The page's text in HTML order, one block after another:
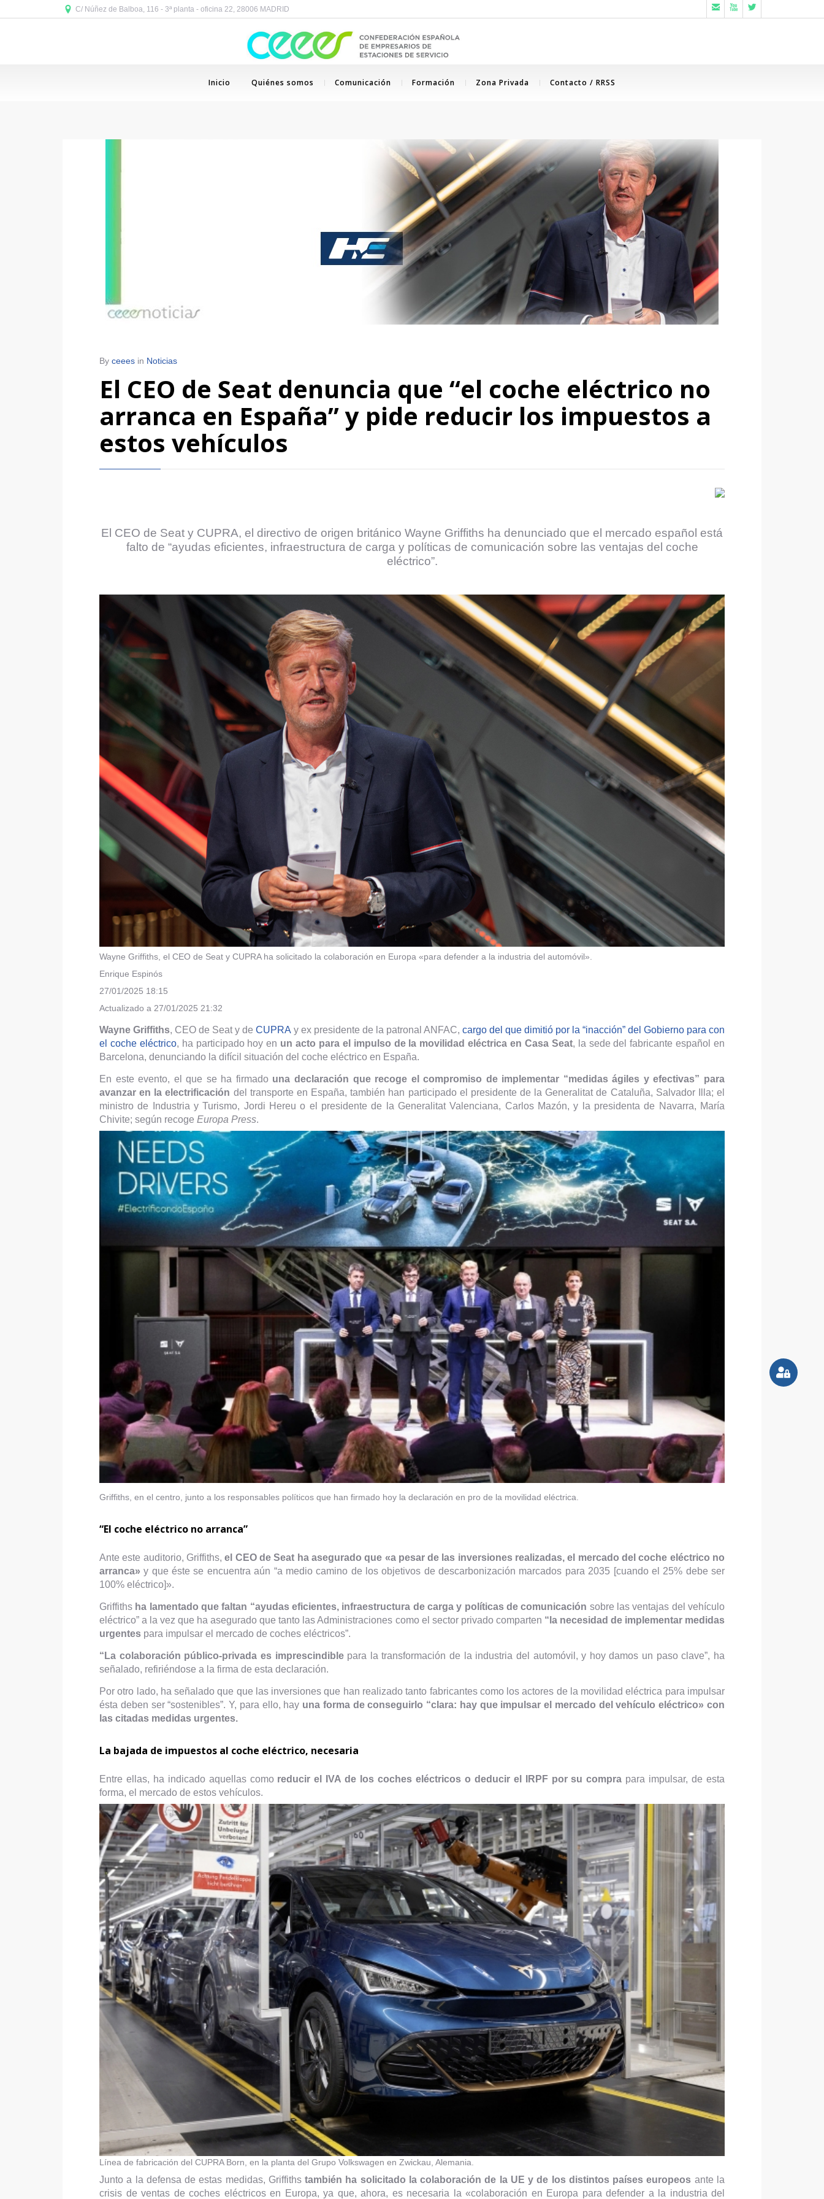
C/ Núñez de Balboa, 116 - 3ª planta - oficina 22, 28006 MADRID   
Inicio Quiénes somos Comunicación Formación Zona Privada Contacto / RRSS
By ceees in Noticias
El CEO de Seat denuncia que “el coche eléctrico no
arranca en España” y pide reducir los impuestos a
estos vehículos
El CEO de Seat y CUPRA, el directivo de origen británico Wayne Griffiths ha denunciado que el mercado español está
falto de “ayudas eficientes, infraestructura de carga y políticas de comunicación sobre las ventajas del coche
eléctrico”.
Wayne Griffiths, el CEO de Seat y CUPRA ha solicitado la colaboración en Europa «para defender a la industria del automóvil».
Enrique Espinós
27/01/2025 18:15
Actualizado a 27/01/2025 21:32
Wayne Griffiths, CEO de Seat y de CUPRA y ex presidente de la patronal ANFAC, cargo del que dimitió por la “inacción” del Gobierno para con
el coche eléctrico, ha participado hoy en un acto para el impulso de la movilidad eléctrica en Casa Seat, la sede del fabricante español en
Barcelona, denunciando la difícil situación del coche eléctrico en España.
En este evento, el que se ha firmadouna declaración que recoge el compromiso de implementar “medidas ágiles y efectivas” para
avanzar en la electrificación del transporte en España, también han participado el presidente de la Generalitat de Cataluña, Salvador Illa; el
ministro de Industria y Turismo, Jordi Hereu o el presidente de la Generalitat Valenciana, Carlos Mazón, y la presidenta de Navarra, María
Chivite; según recoge Europa Press.
Griffiths, en el centro, junto a los responsables políticos que han firmado hoy la declaración en pro de la movilidad eléctrica.
“El coche eléctrico no arranca”
Ante este auditorio, Griffiths,el CEO de Seat ha asegurado que «a pesar de las inversiones realizadas, el mercado del coche eléctrico no
arranca» y que éste se encuentra aún “a medio camino de los objetivos de descarbonización marcados para 2035 [cuando el 25% debe ser
100% eléctrico]».
Griffiths ha lamentado que faltan “ayudas eficientes, infraestructura de carga y políticas de comunicación sobre las ventajas del vehículo
eléctrico” a la vez que ha asegurado que tanto las Administraciones como el sector privado comparten “la necesidad de implementar medidas
urgentes para impulsar el mercado de coches eléctricos”.
“La colaboración público-privada es imprescindiblepara la transformación de la industria del automóvil, y hoy damos un paso clave”, ha
señalado, refiriéndose a la firma de esta declaración.
Por otro lado, ha señalado que que las inversiones que han realizado tanto fabricantes como los actores de la movilidad eléctrica para impulsar
ésta deben ser “sostenibles”. Y, para ello, hay una forma de conseguirlo “clara: hay que impulsar el mercado del vehículo eléctrico» con
las citadas medidas urgentes.
La bajada de impuestos al coche eléctrico, necesaria
Entre ellas, ha indicado aquellas como reducir el IVA de los coches eléctricos o deducir el IRPF por su compra para impulsar, de esta
forma, el mercado de estos vehículos.
Línea de fabricación del CUPRA Born, en la planta del Grupo Volkswagen en Zwickau, Alemania.
Junto a la defensa de estas medidas, Griffithstambién ha solicitado la colaboración de la UE y de los distintos países europeos ante la
crisis de ventas de coches eléctricos en Europa, ya que, ahora, es necesaria la «colaboración en Europa para defender a la industria del